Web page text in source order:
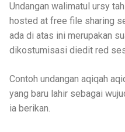
Undangan walimatul ursy
hosted at free file sharing
ada di atas ini merupakan
dikostumisasi diedit red
Contoh undangan aqiqah
yang baru lahir sebagai
ia berikan.